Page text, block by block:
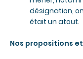
désignation,
était un atout.
Nos propositions